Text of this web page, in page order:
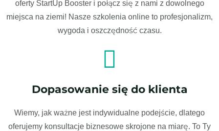
oferty StartUp Booster i połącz się z nami z dowolnego
miejsca na ziemi! Nasze szkolenia online to profesjonalizm,
wygoda i oszczędność czasu.
Dopasowanie się do klienta
Wiemy, jak ważne jest indywidualne podejście, dlatego
oferujemy konsultacje biznesowe skrojone na miarę. To Ty